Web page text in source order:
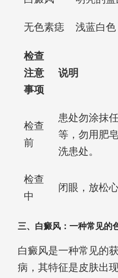
无色素痣 浅蓝白色
检查
注意
事项
说明
检查
前
患处勿涂抹
等，勿用肥
洗患处。
检查
中
闭眼，放松心
三、白癜风：一种常见的
白癜风是一种常见的
病，其特征是皮肤出